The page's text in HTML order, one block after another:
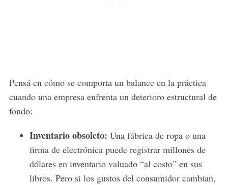
Pensá en cómo se comporta un balance en la práctica
cuando una empresa enfrenta un deterioro estructural de
fondo:
Inventario obsoleto: Una fábrica de ropa o una
firma de electrónica puede registrar millones de
dólares en inventario valuado “al costo” en sus
libros. Pero si los gustos del consumidor cambian,